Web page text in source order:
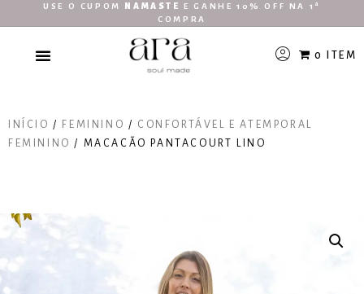
USE O CUPOM NAMASTE
E GANHE 10% OFF NA 1ª
COMPRA
0 ITEM
INÍCIO / FEMININO / CONFORTÁVEL E ATEMPORAL
FEMININO / MACACÃO PANTACOURT LINO